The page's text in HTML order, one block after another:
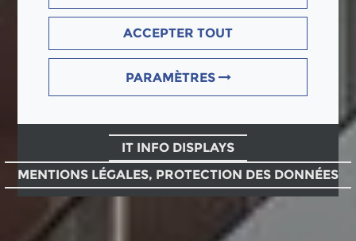
ACCEPTER TOUT
PARAMÈTRES
IT INFO DISPLAYS
MENTIONS LÉGALES, PROTECTION DES DONNÉES